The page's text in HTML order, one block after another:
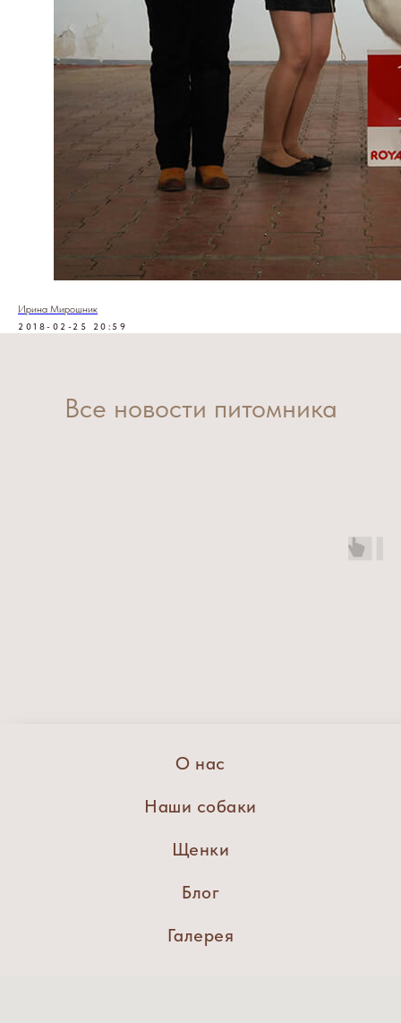
Ирина Мирошник
2018-02-25 20:59
Все новости питомника
О нас
Наши собаки
Щенки
Блог
Галерея